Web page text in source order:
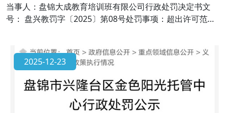
当事人：盘锦大成教育培训班有限公司行政处罚决定书文
号： 盘兴教罚字〔2025〕第08号处罚事项：超出许可范
出办学许可范围，有下列行为之一的，由县级以上人民政府
校外培训主管部门或者其他有关部门责令限期改正，并予以
警告;有违法所得的，退还所收费用后没收违法所得;情节严重
的，责令停止招收学员、吊销许
2025-12-23